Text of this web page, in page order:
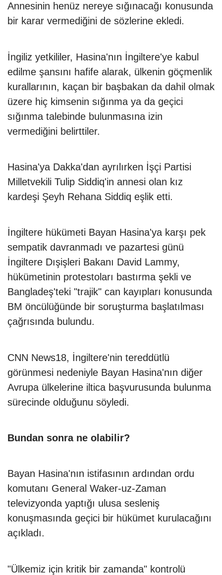
Annesinin henüz nereye sığınacağı konusunda
bir karar vermediğini de sözlerine ekledi.
İngiliz yetkililer, Hasina'nın İngiltere'ye kabul
edilme şansını hafife alarak, ülkenin göçmenlik
kurallarının, kaçan bir başbakan da dahil olmak
üzere hiç kimsenin sığınma ya da geçici
sığınma talebinde bulunmasına izin
vermediğini belirttiler.
Hasina'ya Dakka'dan ayrılırken İşçi Partisi
Milletvekili Tulip Siddiq'in annesi olan kız
kardeşi Şeyh Rehana Siddiq eşlik etti.
İngiltere hükümeti Bayan Hasina'ya karşı pek
sempatik davranmadı ve pazartesi günü
İngiltere Dışişleri Bakanı David Lammy,
hükümetinin protestoları bastırma şekli ve
Bangladeş'teki "trajik" can kayıpları konusunda
BM öncülüğünde bir soruşturma başlatılması
çağrısında bulundu.
CNN News18, İngiltere'nin tereddütlü
görünmesi nedeniyle Bayan Hasina'nın diğer
Avrupa ülkelerine iltica başvurusunda bulunma
sürecinde olduğunu söyledi.
Bundan sonra ne olabilir?
Bayan Hasina'nın istifasının ardından ordu
komutanı General Waker-uz-Zaman
televizyonda yaptığı ulusa sesleniş
konuşmasında geçici bir hükümet kurulacağını
açıkladı.
"Ülkemiz için kritik bir zamanda" kontrolü